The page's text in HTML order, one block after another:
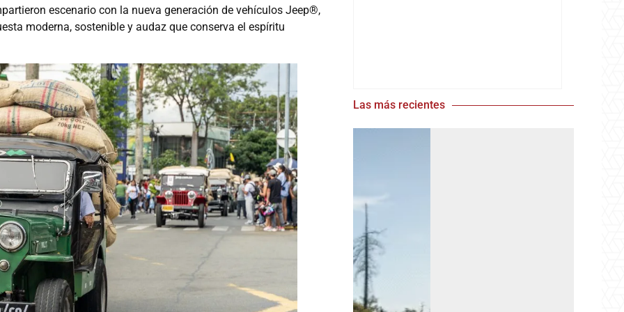
escenario con la nueva generación de vehículos Jeep®,
moderna, sostenible y audaz que conserva el espíritu
Las más recientes